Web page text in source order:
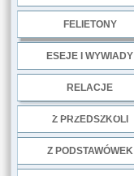
FELIETONY
ESEJE I WYWIADY
RELACJE
Z PRZEDSZKOLI
Z PODSTAWÓWEK